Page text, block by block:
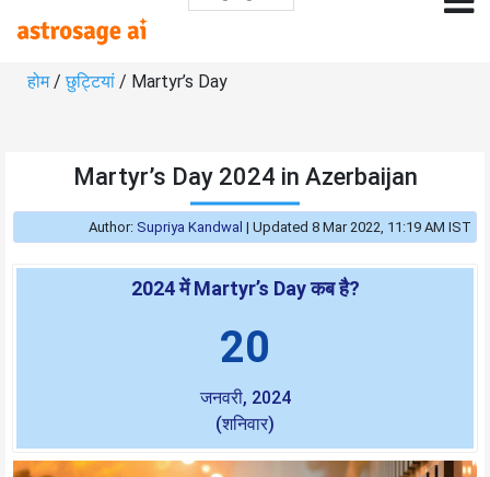
होम/छुट्टियां / Martyr’s Day
Martyr’s Day 2024 in Azerbaijan
Author: Supriya Kandwal | Updated 8 Mar 2022, 11:19 AM IST
2024 में Martyr’s Day कब है?
20
जनवरी, 2024
(शनिवार)